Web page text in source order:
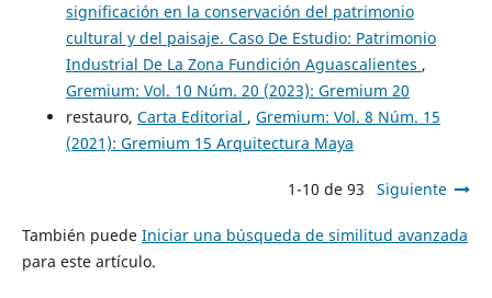
significación en la conservación del patrimonio
cultural y del paisaje. Caso De Estudio: Patrimonio
Industrial De La Zona Fundición Aguascalientes ,
Gremium: Vol. 10 Núm. 20 (2023): Gremium 20
restauro, Carta Editorial , Gremium: Vol. 8 Núm. 15
(2021): Gremium 15 Arquitectura Maya
1-10 de 93 Siguiente
También puede Iniciar una búsqueda de similitud avanzada
para este artículo.